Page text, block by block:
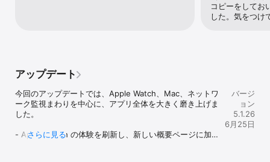
コピーをしてお
した。気をつけ
アップデート
今回のアップデートでは、Apple Watch、Mac、ネットワ
ーク監視まわりを中心に、アプリ全体を大きく磨き上げま
した。
- Apple Watch の体験を刷新し、新しい概要ページに加え
さらに見る
バージ
ョン
5.1.26
6月25日